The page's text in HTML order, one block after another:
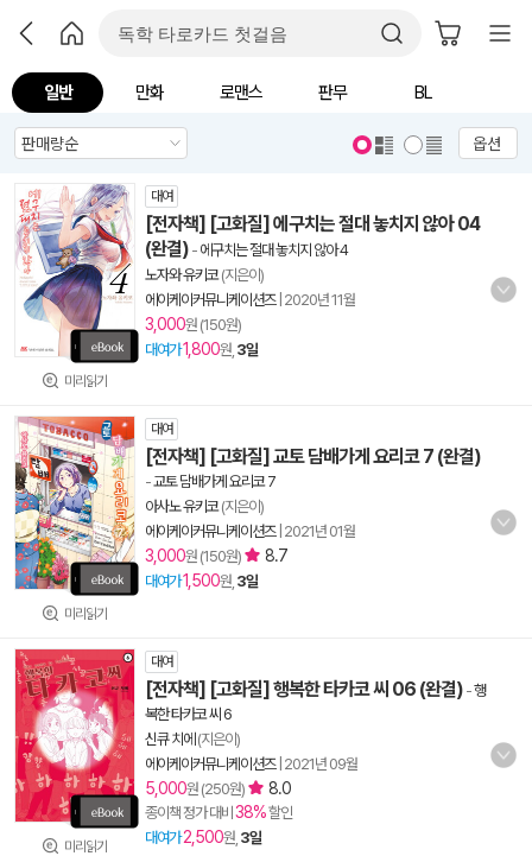
일반 만화 로맨스 판무 BL
옵션
미리읽기
대여
[전자책] [고화질] 에구치는 절대 놓치지 않아 04
(완결) - 에구치는 절대 놓치지 않아 4
노자와 유키코(지은이)
에이케이커뮤니케이션즈| 2020년 11월
3,000원 (150원)
대여가1,800원, 3일
미리읽기
대여
[전자책] [고화질] 교토 담배가게 요리코 7 (완결)
-교토 담배가게 요리코 7
아사노 유키코(지은이)
에이케이커뮤니케이션즈| 2021년 01월
3,000원 (150원) 8.7
대여가1,500원, 3일
미리읽기
대여
[전자책] [고화질] 행복한 타카코 씨 06 (완결) -행
복한 타카코 씨 6
신큐 치에 (지은이)
에이케이커뮤니케이션즈| 2021년 09월
5,000원 (250원) 8.0
종이책 정가 대비 38%할인
대여가 2,500원, 3일